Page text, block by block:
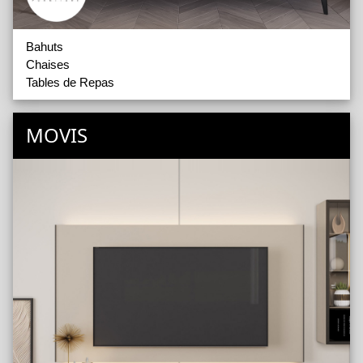
Bahuts
Chaises
Tables de Repas
MOVIS